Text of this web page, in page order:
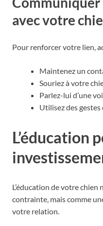
avec votre
Pour renforcer votre lien,
Maintenez un
Souriez à votre
Parlez-lui d’une
Utilisez des
L’éducation
L’éducation de votre chien
contrainte, mais comme
votre relation.